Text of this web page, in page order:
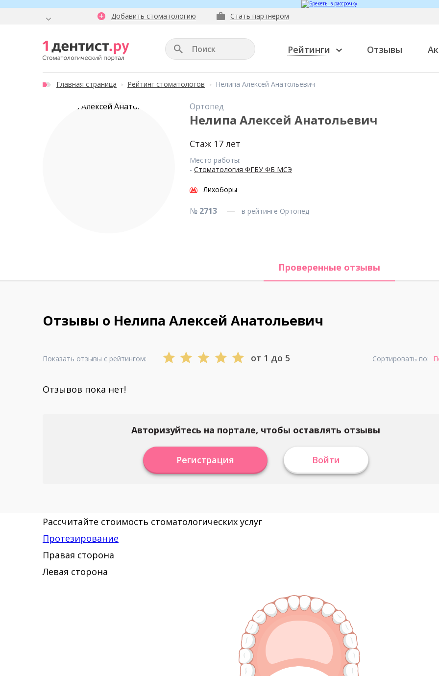
Добавить стоматологию Стать партнером
Рейтинги Отзывы
Главная страница Рейтинг стоматологов Нелипа Алексей Анатольевич
Ортопед
Нелипа Алексей Анатольевич
Стаж 17 лет
Место работы:
- Стоматология ФГБУ ФБ МСЭ
Лихоборы
№ 2713 в рейтинге Ортопед
Проверенные отзывы
Отзывы о Нелипа Алексей Анатольевич
Показать отзывы с рейтингом: от 1 до 5 Сортировать по:
Отзывов пока нет!
Авторизуйтесь на портале, чтобы оставлять отзывы
Регистрация Войти
Рассчитайте стоимость стоматологических услуг
Протезирование
Правая сторона
Левая сторона